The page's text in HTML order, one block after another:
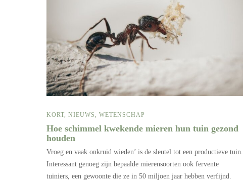
KORT, NIEUWS, WETENSCHAP
Hoe schimmel kwekende mieren hun tuin gezond
houden
Vroeg en vaak onkruid wieden’ is de sleutel tot een productieve tuin.
Interessant genoeg zijn bepaalde mierensoorten ook fervente
tuiniers, een gewoonte die ze in 50 miljoen jaar hebben verfijnd.